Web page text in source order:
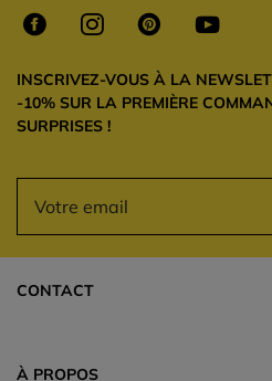
INSCRIVEZ-VOUS À LA
-10% SUR LA PREMIÈRE
SURPRISES !
CONTACT
À PROPOS